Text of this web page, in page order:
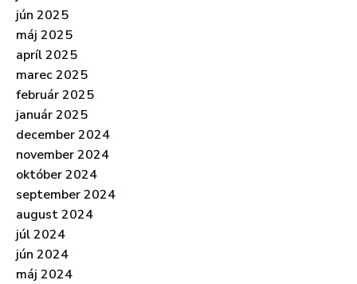
jún 2025
máj 2025
apríl 2025
marec 2025
február 2025
január 2025
december 2024
november 2024
október 2024
september 2024
august 2024
júl 2024
jún 2024
máj 2024